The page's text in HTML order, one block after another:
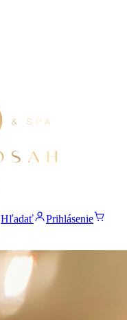
Hľadať
Prihlásenie